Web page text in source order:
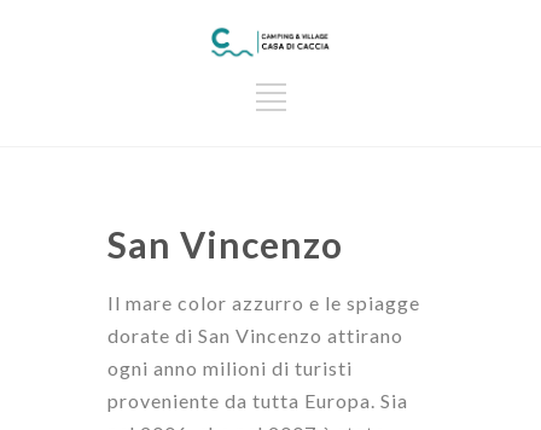
San Vincenzo
Il mare color azzurro e le spiagge
dorate di San Vincenzo attirano
ogni anno milioni di turisti
proveniente da tutta Europa. Sia